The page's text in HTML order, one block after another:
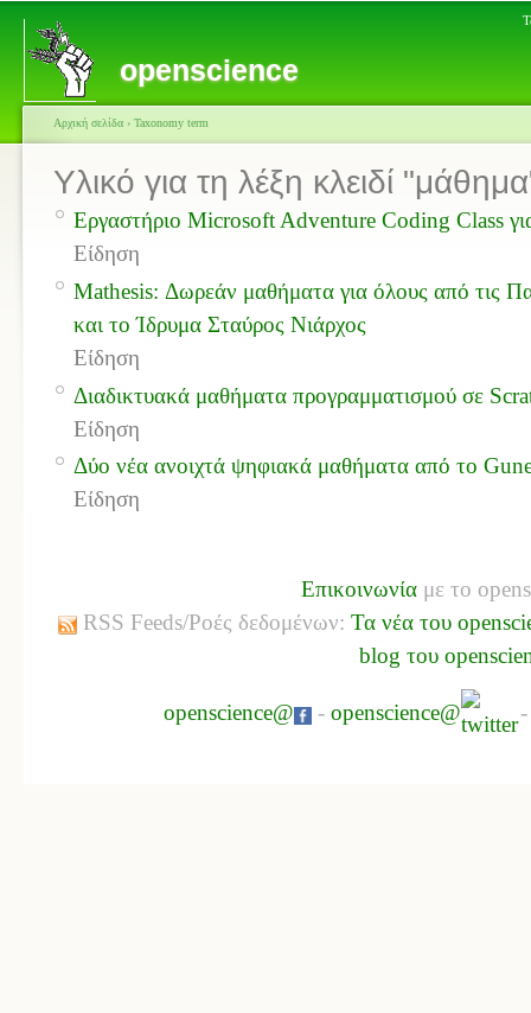
openscience
Αρχική σελίδα › Taxonomy term
Υλικό για τη λέξη κλειδί
Εργαστήριο Microsoft Adventure Coding Class
Είδηση
Mathesis: Δωρεάν μαθήματα για όλους από τις
και το Ίδρυμα Σταύρος Νιάρχος
Είδηση
Διαδικτυακά μαθήματα προγραμματισμού σε
Είδηση
Δύο νέα ανοιχτά ψηφιακά μαθήματα από το
Είδηση
Επικοινωνία με το
RSS Feeds/Ροές δεδομένων: Τα νέα του
blog του
openscience@ - openscience@